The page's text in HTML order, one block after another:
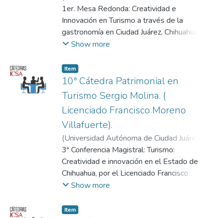
2018-11-07)Universidad Autónoma de
Ciudad Juárez.
1er. Mesa Redonda: Creatividad e
Innovación en Turismo a través de la
gastronomía en Ciudad Juárez, Chihuahua.
(Dr. Tomas Cuevas Contreras).
Administración (ICSA) de la Universidad
Autónoma de Ciudad Juárez (UACJ). 7 de
noviembre del 2018. Expectativas sobre la
gastronomía en Ciudad Juárez, Chihuahua.
Show more
Item
10ª Cátedra Patrimonial en
Turismo Sergio Molina. (
Licenciado Francisco Moreno
Villafuerte).
(Universidad Autónoma de Ciudad Juárez
2018-11-07) Universidad Autónoma de
Ciudad Juárez.
3ª Conferencia Magistral: Turismo:
Creatividad e innovación en el Estado de
Chihuahua, por el Licenciado Francisco
Moreno Villafuerte. Director del Fideicomiso
Visitantes de Ciudad Juárez.
Show more
Item